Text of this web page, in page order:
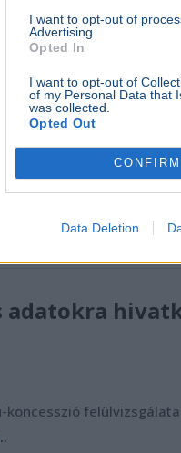
I want to opt-out of
Advertising.
Opted In
I want to opt-out of
of my Personal Data that
was collected.
Opted Out
CONFIRM
Data Deletion
Péter
adatokra